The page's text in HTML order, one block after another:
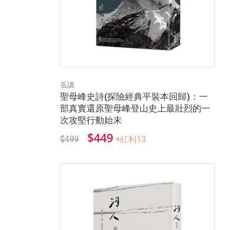
岳讀
聖母峰史詩(探險經典平裝本回歸)：一
部真實還原聖母峰登山史上最壯烈的一
次攻堅行動始末
$499 $449 +紅利13